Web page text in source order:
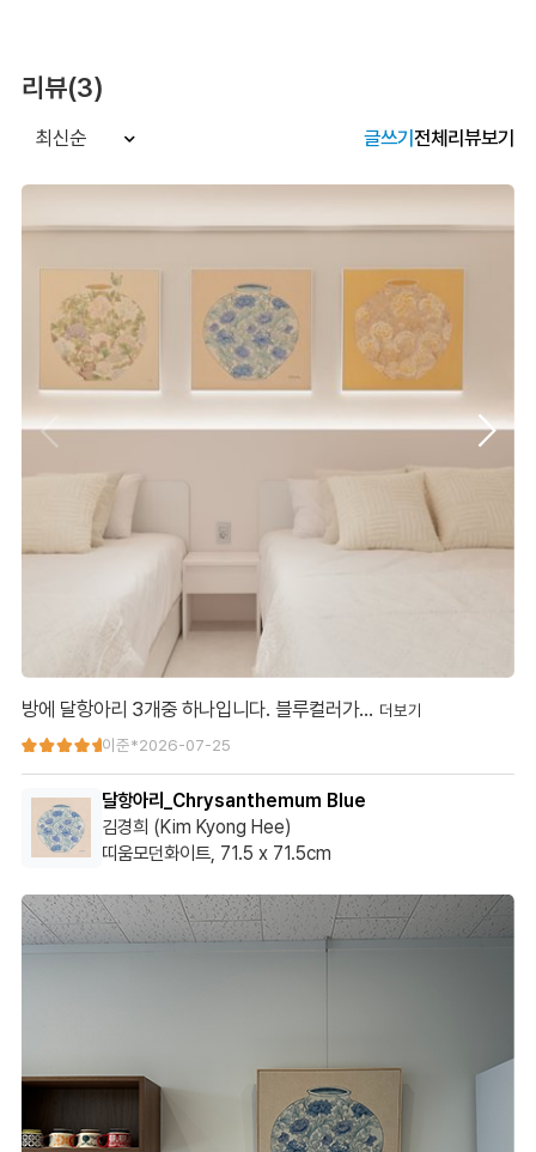
리뷰(3)
최신순 글쓰기전체리뷰보기
방에 달항아리 3개중 하나입니다. 블루컬러가…
방에 달항아리 3개중 하나입니다. 블루컬러가 좋습니다. 우측으로
다.
이준*2026-07-25
달항아리_Chrysanthemum Blue
김경희 (Kim Kyong Hee)
띠움모던화이트, 71.5 x 71.5cm